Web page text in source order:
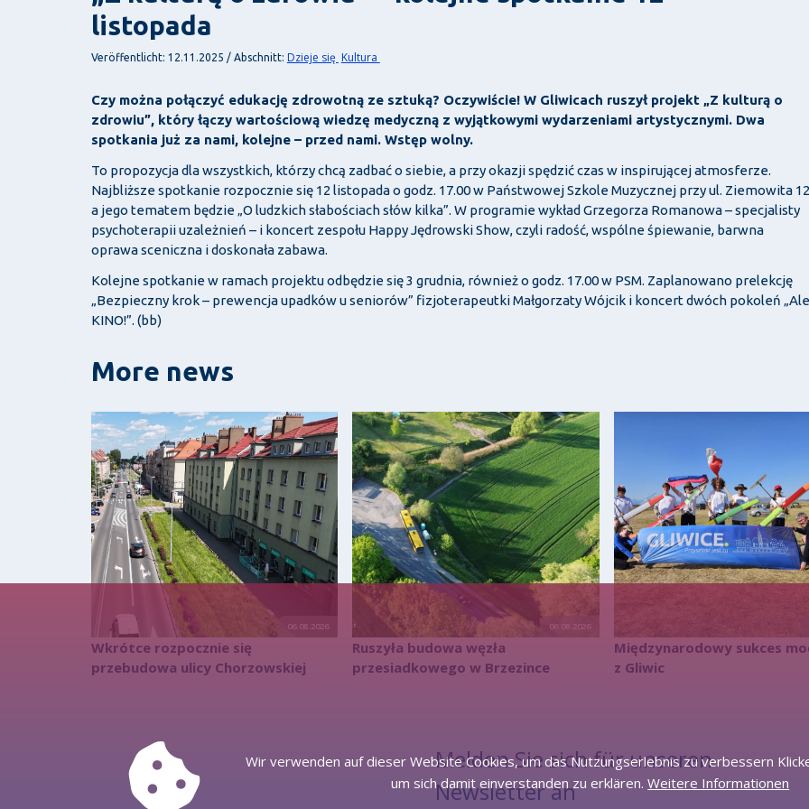
listopada
Veröffentlicht: 12.11.2025 / Abschnitt: Dzieje się Kultura
Czy można połączyć edukację zdrowotną ze sztuką? Oczywiście! W Gliwicach ruszył projekt „Z kulturą o
zdrowiu”, który łączy wartościową wiedzę medyczną z wyjątkowymi wydarzeniami artystycznymi. Dwa
spotkania już za nami, kolejne – przed nami. Wstęp wolny.
To propozycja dla wszystkich, którzy chcą zadbać o siebie, a przy okazji spędzić czas w inspirującej atmosferze.
Najbliższe spotkanie rozpocznie się 12 listopada o godz. 17.00 w Państwowej Szkole Muzycznej przy ul. Ziemowita
a jego tematem będzie „O ludzkich słabościach słów kilka”. W programie wykład Grzegorza Romanowa – specjalisty
psychoterapii uzależnień – i koncert zespołu Happy Jędrowski Show, czyli radość, wspólne śpiewanie, barwna
oprawa sceniczna i doskonała zabawa.
Kolejne spotkanie w ramach projektu odbędzie się 3 grudnia, również o godz. 17.00 w PSM. Zaplanowano prelekcję
„Bezpieczny krok – prewencja upadków u seniorów” fizjoterapeutki Małgorzaty Wójcik i koncert dwóch pokoleń „Ale
KINO!”. (bb)
More news
06.08.2026
Wkrótce rozpocznie się
przebudowa ulicy Chorzowskiej
06.08.2026
Ruszyła budowa węzła
przesiadkowego w Brzezince
Międzynarodowy sukces
z Gliwic
Melden Sie sich für unseren
Newsletter an
Wir verwenden auf dieser Website Cookies, um das Nutzungserlebnis zu verbessern
um sich damit einverstanden zu erklären.Weitere Informationen